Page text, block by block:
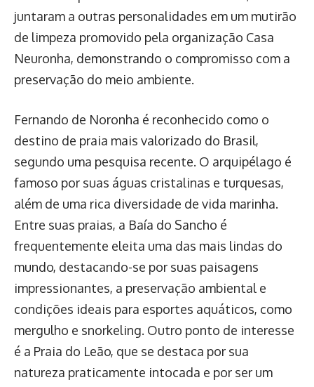
juntaram a outras personalidades em um mutirão
de limpeza promovido pela organização Casa
Neuronha, demonstrando o compromisso com a
preservação do meio ambiente.
Fernando de Noronha é reconhecido como o
destino de praia mais valorizado do Brasil,
segundo uma pesquisa recente. O arquipélago é
famoso por suas águas cristalinas e turquesas,
além de uma rica diversidade de vida marinha.
Entre suas praias, a Baía do Sancho é
frequentemente eleita uma das mais lindas do
mundo, destacando-se por suas paisagens
impressionantes, a preservação ambiental e
condições ideais para esportes aquáticos, como
mergulho e snorkeling. Outro ponto de interesse
é a Praia do Leão, que se destaca por sua
natureza praticamente intocada e por ser um